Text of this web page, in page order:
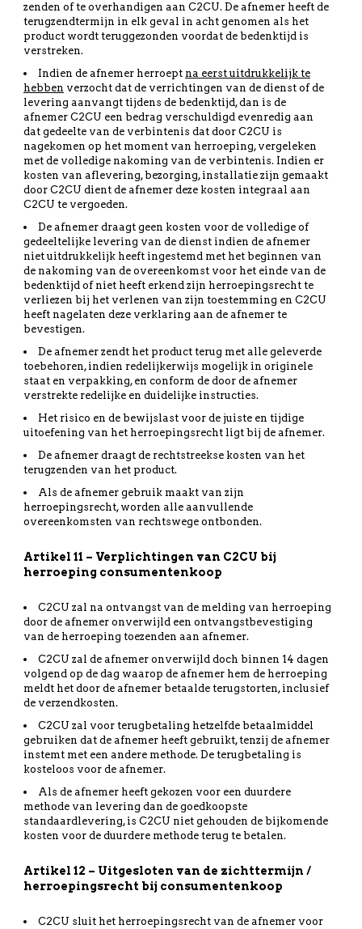
zenden of te overhandigen aan C2CU. De afnemer heeft de
terugzendtermijn in elk geval in acht genomen als het
product wordt teruggezonden voordat de bedenktijd is
verstreken.
Indien de afnemer herroept na eerst uitdrukkelijk te
hebben verzocht dat de verrichtingen van de dienst of de
levering aanvangt tijdens de bedenktijd, dan is de
afnemer C2CU een bedrag verschuldigd evenredig aan
dat gedeelte van de verbintenis dat door C2CU is
nagekomen op het moment van herroeping, vergeleken
met de volledige nakoming van de verbintenis. Indien er
kosten van aflevering, bezorging, installatie zijn gemaakt
door C2CU dient de afnemer deze kosten integraal aan
C2CU te vergoeden.
De afnemer draagt geen kosten voor de volledige of
gedeeltelijke levering van de dienst indien de afnemer
niet uitdrukkelijk heeft ingestemd met het beginnen van
de nakoming van de overeenkomst voor het einde van de
bedenktijd of niet heeft erkend zijn herroepingsrecht te
verliezen bij het verlenen van zijn toestemming en C2CU
heeft nagelaten deze verklaring aan de afnemer te
bevestigen.
De afnemer zendt het product terug met alle geleverde
toebehoren, indien redelijkerwijs mogelijk in originele
staat en verpakking, en conform de door de afnemer
verstrekte redelijke en duidelijke instructies.
Het risico en de bewijslast voor de juiste en tijdige
uitoefening van het herroepingsrecht ligt bij de afnemer.
De afnemer draagt de rechtstreekse kosten van het
terugzenden van het product.
Als de afnemer gebruik maakt van zijn
herroepingsrecht, worden alle aanvullende
overeenkomsten van rechtswege ontbonden.
Artikel 11 – Verplichtingen van C2CU bij
herroeping consumentenkoop
C2CU zal na ontvangst van de melding van herroeping
door de afnemer onverwijld een ontvangstbevestiging
van de herroeping toezenden aan afnemer.
C2CU zal de afnemer onverwijld doch binnen 14 dagen
volgend op de dag waarop de afnemer hem de herroeping
meldt het door de afnemer betaalde terugstorten, inclusief
de verzendkosten.
C2CU zal voor terugbetaling hetzelfde betaalmiddel
gebruiken dat de afnemer heeft gebruikt, tenzij de afnemer
instemt met een andere methode. De terugbetaling is
kosteloos voor de afnemer.
Als de afnemer heeft gekozen voor een duurdere
methode van levering dan de goedkoopste
standaardlevering, is C2CU niet gehouden de bijkomende
kosten voor de duurdere methode terug te betalen.
Artikel 12 – Uitgesloten van de zichttermijn /
herroepingsrecht bij consumentenkoop
C2CU sluit het herroepingsrecht van de afnemer voor